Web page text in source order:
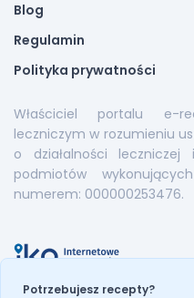
Potrzebujesz recepty?
Blog
Regulamin
Polityka prywatności
Właściciel portalu e-
leczniczym w rozumieniu
o działalności
podmiotów
numerem: 000000253476.